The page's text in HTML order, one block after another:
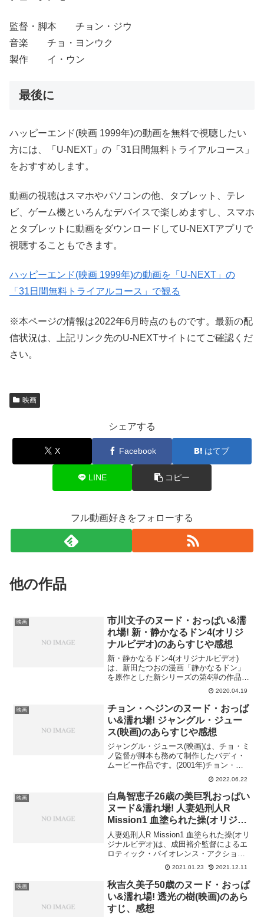
監督・脚本 チョン・ジウ
音楽 チョ・ヨンウク
製作 イ・ウン
最後に
ハッピーエンド(映画 1999年)の動画を無料で視聴したい
方には、「U-NEXT」の「31日間無料トライアルコース」
をおすすめします。
動画の視聴はスマホやパソコンの他、タブレット、テレ
ビ、ゲーム機といろんなデバイスで楽しめますし、スマホ
とタブレットに動画をダウンロードしてU-NEXTアプリで
視聴することもできます。
ハッピーエンド(映画 1999年)の動画を「U-NEXT」の
「31日間無料トライアルコース」で観る
※本ページの情報は2022年6月時点のものです。最新の配
信状況は、上記リンク先のU-NEXTサイトにてご確認くだ
さい。
映画
シェアする
X Facebook はてブ
LINE コピー
フル動画好きをフォローする
他の作品
映画
市川文子のヌード・おっぱい&濡
れ場! 新・静かなるドン4(オリジ
ナルビデオ)のあらすじや感想
新・静かなるドン4(オリジナルビデオ)
は、新田たつおの漫画「静かなるドン」
を原作とした新シリーズの第4弾の作品で
す。監督は伊藤裕彰。(1998年)鬼州組組
長・海腐の娘・鴻n子との結婚の決意や自
分気持ちとの葛藤、海腐との立ち合いな
どを描いてい...
2020.04.19
映画
チョン・ヘジンのヌード・おっぱ
い&濡れ場! ジャングル・ジュー
ス(映画)のあらすじや感想
ジャングル・ジュース(映画)は、チョ・ミ
ノ監督が脚本も務めて制作したバディ・
ムービー作品です。(2001年)チョン・ヘ
ジンがヌード・おっぱいや濡れ場を披露!
そんなジャングル・ジュース(映画)のあら
すじや感想、キャストなどを紹介しま
す。ジャン...
2022.06.22
映画
白鳥智恵子26歳の美巨乳おっぱい
ヌード&濡れ場! 人妻処刑人R
Mission1 血塗られた操(オリジナ
ルビデオ)の動画を無料で視聴!
人妻処刑人R Mission1 血塗られた操(オリ
ジナルビデオ)は、成田裕介監督によるエ
ロティック・バイオレンス・アクション
作品です。(2001年)白鳥智恵子が美巨乳
おっぱいヌードや濡れ場を披露!そんな人
妻処刑人R Mission1 血塗ら...
2021.01.23 2021.12.11
映画
秋吉久美子50歳のヌード・おっぱ
い&濡れ場! 透光の樹(映画)のあら
すじ、感想